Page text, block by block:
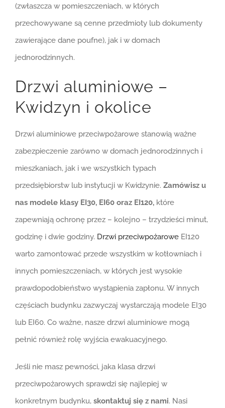
(zwłaszcza w pomieszczeniach, w których
przechowywane są cenne przedmioty lub dokumenty
zawierające dane poufne), jak i w domach
jednorodzinnych.
Drzwi aluminiowe –
Kwidzyn i okolice
Drzwi aluminiowe przeciwpożarowe stanowią ważne
zabezpieczenie zarówno w domach jednorodzinnych i
mieszkaniach, jak i we wszystkich typach
przedsiębiorstw lub instytucji w Kwidzynie. Zamówisz u
nas modele klasy EI30, EI60 oraz EI120,które
zapewniają ochronę przez – kolejno – trzydzieści minut,
godzinę i dwie godziny. Drzwi przeciwpożaroweEI120
warto zamontować przede wszystkim w kotłowniach i
innych pomieszczeniach, w których jest wysokie
prawdopodobieństwo wystąpienia zapłonu. W innych
częściach budynku zazwyczaj wystarczają modele EI30
lub EI60. Co ważne, nasze drzwi aluminiowe mogą
pełnić również rolę wyjścia ewakuacyjnego.
Jeśli nie masz pewności, jaka klasa drzwi
przeciwpożarowych sprawdzi się najlepiej w
konkretnym budynku, skontaktuj się z nami. Nasi